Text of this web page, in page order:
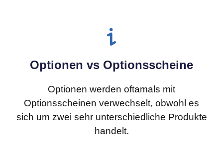
Optionen vs Optionsscheine
Optionen werden oftamals mit
Optionsscheinen verwechselt, obwohl es
sich um zwei sehr unterschiedliche Produkte
handelt.